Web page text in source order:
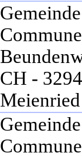
Commune
CH - 3294
Meienried
Commune